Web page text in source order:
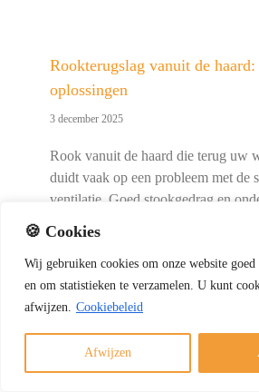
🍪 Cookies
Wij gebruiken cookies om onze website goed
en om statistieken te verzamelen. U kunt
afwijzen. Cookiebeleid
Afwijzen
Rookterugslag vanuit de
oplossingen
3 december 2025
Rook vanuit de haard die terug uw
duidt vaak op een probleem met de
ventilatie. Goed stookgedrag en
Rookterugslag ontstaat vaak door